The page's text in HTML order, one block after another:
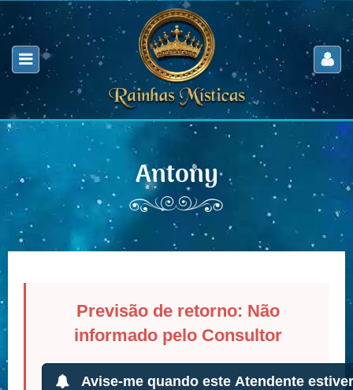
Antony
Previsão de retorno: Não
informado pelo Consultor
Avise-me quando este Atendente